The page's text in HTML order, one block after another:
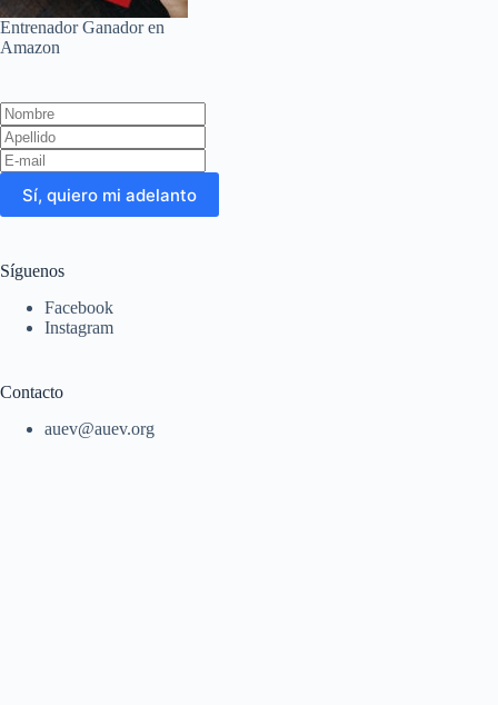
Entrenador Ganador en
Amazon
Leave
this
field
blank
Sí, quiero mi adelanto
Síguenos
Facebook
Instagram
Contacto
auev@auev.org